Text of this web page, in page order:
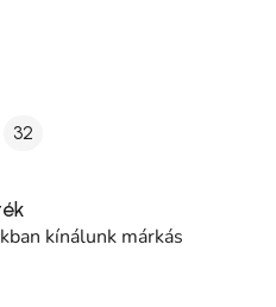
32
kínálunk márkás